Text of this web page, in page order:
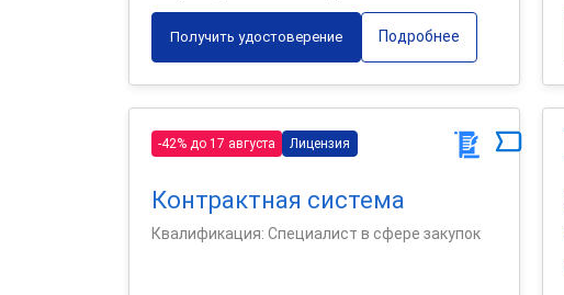
Получить удостоверение Подробнее
-42% до 17 августа Лицензия
Контрактная система
Квалификация: Специалист в сфере закупок